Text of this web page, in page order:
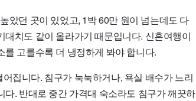
았던 곳이 있었고, 1박 60만 원이 넘는데도 다
치도 같이 올라가기 때문입니다. 신혼여행이
고를수록 더 냉정하게 봐야 합니다.
집니다. 침구가 눅눅하거나, 욕실 배수가 느리
. 반대로 중간 가격대 숙소라도 침구가 깨끗하